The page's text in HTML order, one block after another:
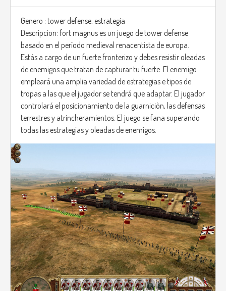
Genero : tower defense, estrategia
Descripcion: fort magnus es un juego de tower defense
basado en el período medieval renacentista de europa.
Estás a cargo de un fuerte fronterizo y debes resistir oleadas
de enemigos que tratan de capturar tu fuerte. El enemigo
empleará una amplia variedad de estrategias e tipos de
tropas a las que el jugador se tendrá que adaptar. El jugador
controlará el posicionamiento de la guarniciòn, las defensas
terrestres y atrincheramientos. El juego se fana superando
todas las estrategias y oleadas de enemigos.